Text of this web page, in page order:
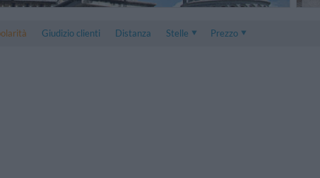
Giudizio clienti Distanza
Stelle
Prezzo